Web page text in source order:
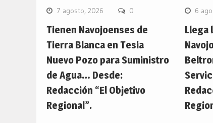
7 agosto, 2026 0
Tienen Navojoenses de
Tierra Blanca en Tesia
Nuevo Pozo para Suministro
de Agua… Desde:
Redacción “El Objetivo
Regional”.
6
Llega